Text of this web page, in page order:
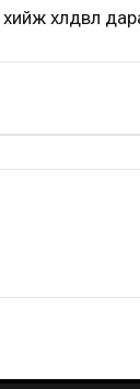
хөлдөөвөл